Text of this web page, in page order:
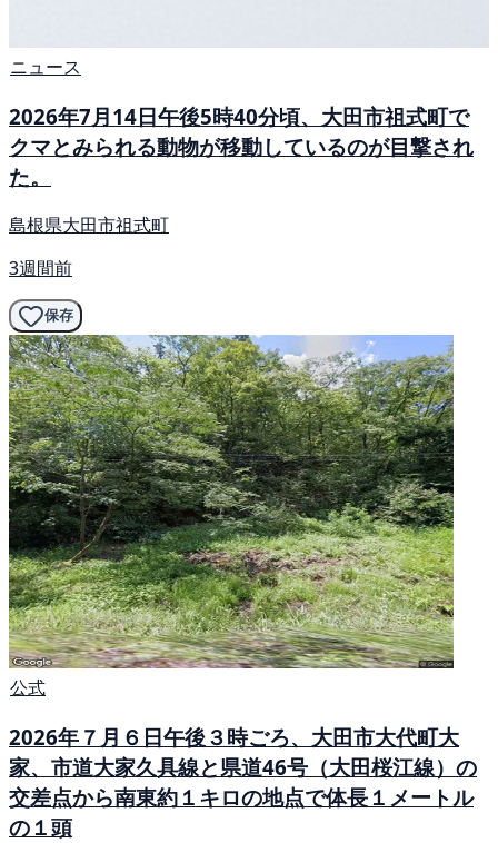
ニュース
2026年7月14日午後5時40分頃、大田市祖式町で
クマとみられる動物が移動しているのが目撃され
た。
島根県大田市祖式町
3週間前
保存
公式
2026年７月６日午後３時ごろ、大田市大代町大
家、市道大家久具線と県道46号（大田桜江線）の
交差点から南東約１キロの地点で体長１メートル
の１頭